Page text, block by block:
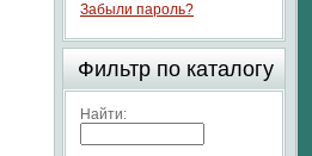
Забыли пароль?
Фильтр по каталогу
Найти: